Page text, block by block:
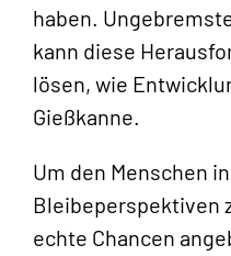
haben.
kann diese
lösen, wie
Gießkanne.
Um den Menschen
Bleibeperspektiven
echte Chancen